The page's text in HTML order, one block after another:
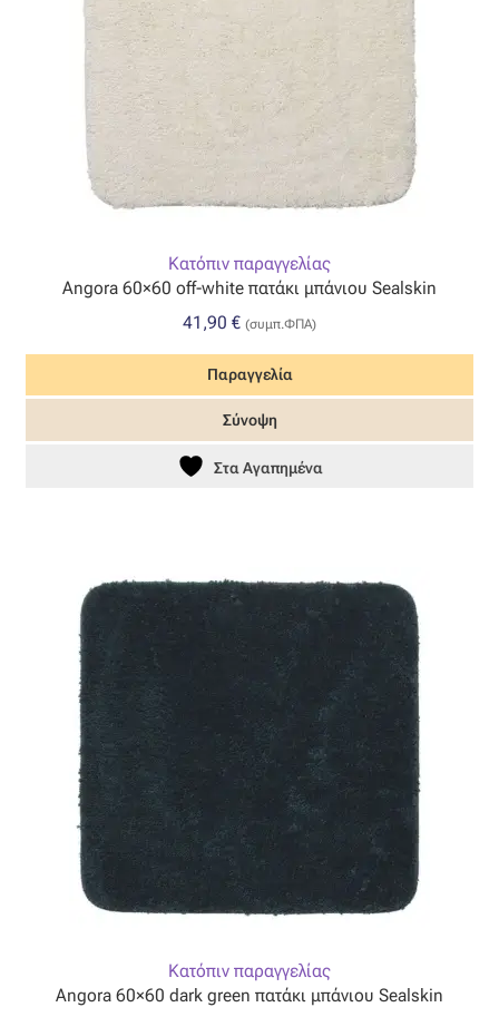
Γκρο
Δίχτυ
Ζακάρ
Καραβόπανο
Μουσελίνα
Μπροκάρ
Οργάντζα
Οργάντζα διπλή
Οργάντζα με κέντημα
Οργάντζα με ταφτά
Οργάντζα μεταξωτή
Κατόπιν παραγγελίας
Angora 60×60 off-white πατάκι μπάνιου Sealskin
41,90 € (συμπ.ΦΠΑ)
Παραγγελία
Σύνοψη
Στα Αγαπημένα
Κατόπιν παραγγελίας
Angora 60×60 dark green πατάκι μπάνιου Sealskin